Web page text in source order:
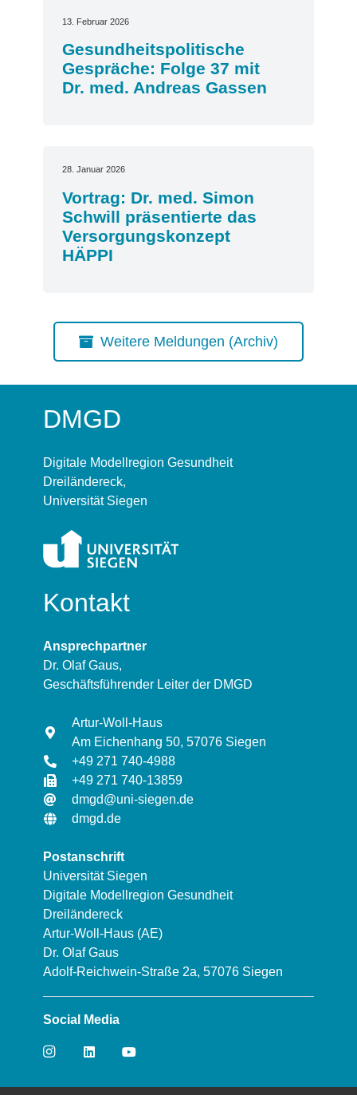
13. Februar 2026
Gesundheitspolitische
Gespräche: Folge 37 mit
Dr. med. Andreas Gassen
28. Januar 2026
Vortrag: Dr. med. Simon
Schwill präsentierte das
Versorgungskonzept
HÄPPI
Weitere Meldungen (Archiv)
DMGD
Digitale Modellregion Gesundheit
Dreiländereck,
Universität Siegen
Kontakt
Ansprechpartner
Dr. Olaf Gaus,
Geschäftsführender Leiter der DMGD
Artur-Woll-Haus
Am Eichenhang 50, 57076 Siegen
+49 271 740-4988
+49 271 740-13859
dmgd@uni-siegen.de
dmgd.de
Postanschrift
Universität Siegen
Digitale Modellregion Gesundheit
Dreiländereck
Artur-Woll-Haus (AE)
Dr. Olaf Gaus
Adolf-Reichwein-Straße 2a, 57076 Siegen
Social Media